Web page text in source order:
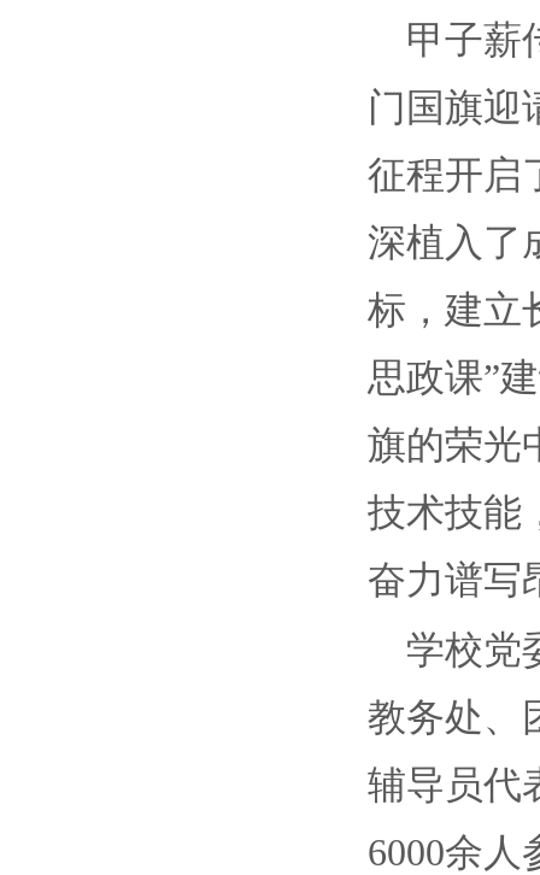
甲子薪
门国旗迎
征程开启
深植入了
标，建立
思政课”
旗的荣光
技术技能
奋力谱写
学校党
教务处、
辅导员代
6000余人